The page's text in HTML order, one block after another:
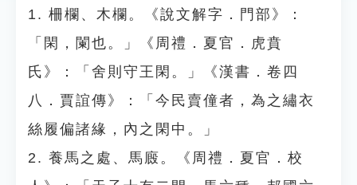
1. 柵欄、木欄。《說文解字．門部》：
「閑，闌也。」《周禮．夏官．虎賁
氏》：「舍則守王閑。」《漢書．卷四
八．賈誼傳》：「今民賣僮者，為之繡衣
絲履偏諸緣，內之閑中。」
2. 養馬之處、馬廄。《周禮．夏官．校